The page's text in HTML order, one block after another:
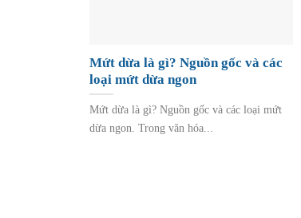
Mứt dừa là gì? Nguồn gốc và các
loại mứt dừa ngon
Mứt dừa là gì? Nguồn gốc và các loại mứt
dừa ngon. Trong văn hóa...